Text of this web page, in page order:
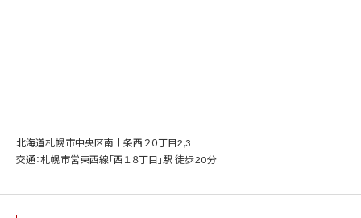
北海道札幌市中央区南十条西２０丁目2,3
交通：札幌市営東西線「西１８丁目」駅 徒歩20分